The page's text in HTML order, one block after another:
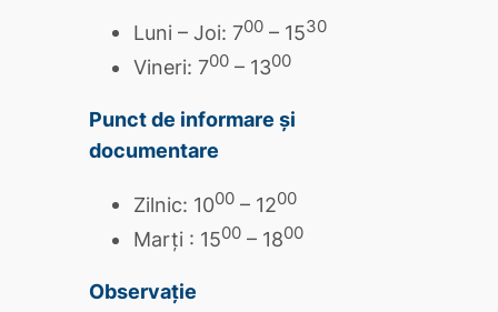
Luni – Joi: 700– 1530
Vineri: 700– 1300
Punct de informare și
documentare
Zilnic: 1000– 1200
Marți : 1500– 1800
Observație